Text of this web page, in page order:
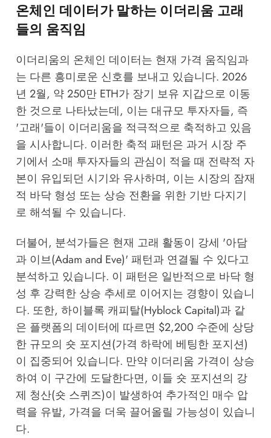
온체인 데이터가 말하는 이더리움 고래
들의 움직임
이더리움의 온체인 데이터는 현재 가격 움직임과
는 다른 흥미로운 신호를 보내고 있습니다. 2026
년 2월, 약 250만 ETH가 장기 보유 지갑으로 이동
한 것으로 나타났는데, 이는 대규모 투자자들, 즉
'고래'들이 이더리움을 적극적으로 축적하고 있음
을 시사합니다. 이러한 축적 패턴은 과거 시장 주
기에서 소매 투자자들의 관심이 적을 때 전략적 자
본이 유입되던 시기와 유사하며, 이는 시장의 잠재
적 바닥 형성 또는 상승 전환을 위한 기반 다지기
로 해석될 수 있습니다.
더불어, 분석가들은 현재 고래 활동이 강세 '아담
과 이브(Adam and Eve)' 패턴과 연결될 수 있다고
분석하고 있습니다. 이 패턴은 일반적으로 바닥 형
성 후 강력한 상승 추세로 이어지는 경향이 있습니
다. 또한, 하이블록 캐피탈(Hyblock Capital)과 같
은 플랫폼의 데이터에 따르면 $2,200 수준에 상당
한 규모의 숏 포지션(가격 하락에 베팅한 포지션)
이 집중되어 있습니다. 만약 이더리움 가격이 상승
하여 이 구간에 도달한다면, 이들 숏 포지션의 강
제 청산(숏 스퀴즈)이 발생하여 추가적인 매수 압
력을 유발, 가격을 더욱 끌어올릴 가능성이 있습니
다.